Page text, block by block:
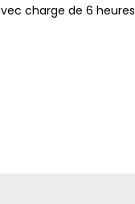
charge de 6 heures